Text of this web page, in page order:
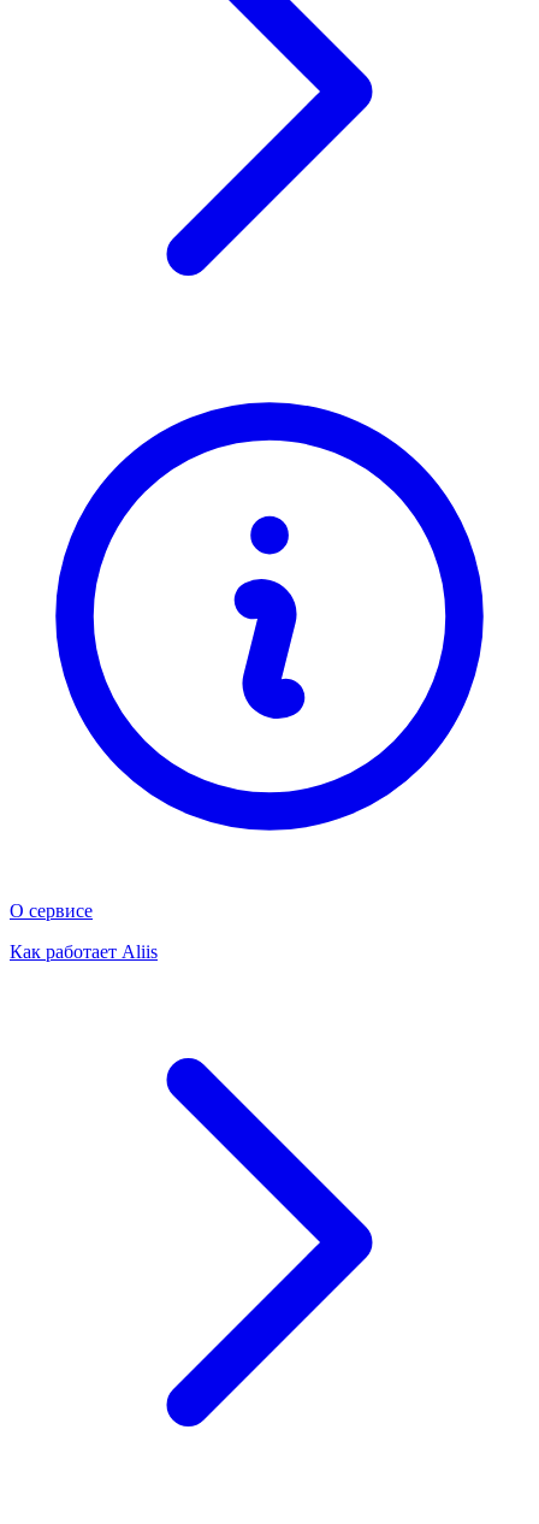
О сервисе
Как работает Aliis